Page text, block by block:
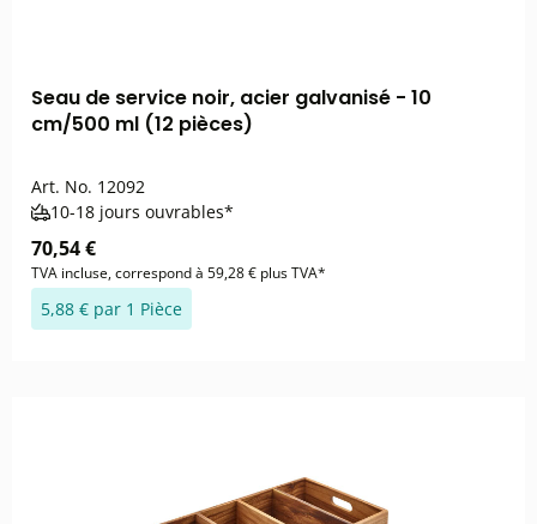
Seau de service noir, acier galvanisé - 10
cm/500 ml (12 pièces)
Art. No. 12092
10-18 jours ouvrables*
70,54 €
TVA incluse, correspond à 59,28 € plus TVA*
5,88 € par 1 Pièce